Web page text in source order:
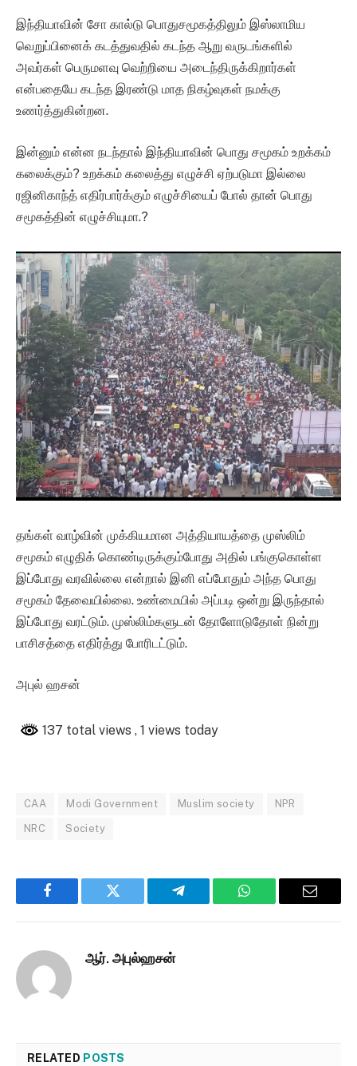
இந்தியாவின் சோ கால்டு பொதுசமூகத்திலும் இஸ்லாமிய
வெறுப்பினைக் கடத்துவதில் கடந்த ஆறு வருடங்களில்
அவர்கள் பெருமளவு வெற்றியை அடைந்திருக்கிறார்கள்
என்பதையே கடந்த இரண்டு மாத நிகழ்வுகள் நமக்கு
உணர்த்துகின்றன.
இன்னும் என்ன நடந்தால் இந்தியாவின் பொது சமூகம் உறக்கம்
கலைக்கும்? உறக்கம் கலைத்து எழுச்சி ஏற்படுமா இல்லை
ரஜினிகாந்த் எதிர்பார்க்கும் எழுச்சியைப் போல் தான் பொது
சமூகத்தின் எழுச்சியுமா.?
தங்கள் வாழ்வின் முக்கியமான அத்தியாயத்தை முஸ்லிம்
சமூகம் எழுதிக் கொண்டிருக்கும்போது அதில் பங்குகொள்ள
இப்போது வரவில்லை என்றால் இனி எப்போதும் அந்த பொது
சமூகம் தேவையில்லை. உண்மையில் அப்படி ஒன்று இருந்தால்
இப்போது வரட்டும். முஸ்லிம்களுடன் தோளோடுதோள் நின்று
பாசிசத்தை எதிர்த்து போரிடட்டும்.
அபுல் ஹசன்
137 total views , 1 views today
CAA Modi Government Muslim society NPR
NRC Society
Facebook Twitter Telegram WhatsApp Email
ஆர். அபுல்ஹசன்
RELATED POSTS